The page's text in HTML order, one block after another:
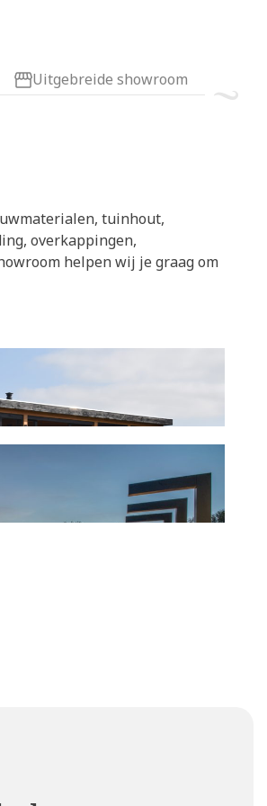
Uitgebreide showroom
tuinhout,
overkappingen,
helpen wij je graag om